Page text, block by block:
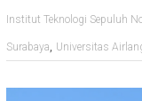
Institut Teknologi Sepuluh
Surabaya, Universitas